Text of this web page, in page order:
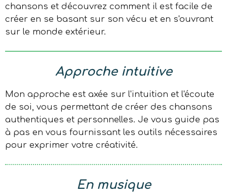
chansons et découvrez comment il est facile de
créer en se basant sur son vécu et en s'ouvrant
sur le monde extérieur.
Approche intuitive
Mon approche est axée sur l'intuition et l'écoute
de soi, vous permettant de créer des chansons
authentiques et personnelles. Je vous guide pas
à pas en vous fournissant les outils nécessaires
pour exprimer votre créativité.
En musique